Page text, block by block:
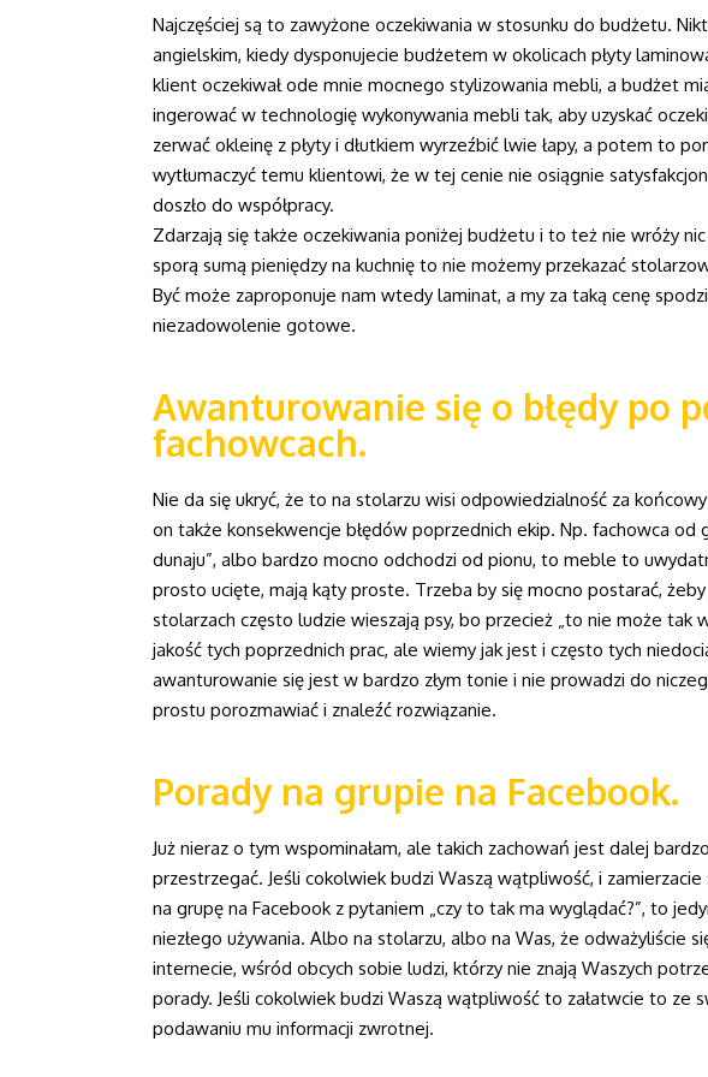
Najczęściej są to zawyżone oczekiwania w stosunku do budżetu.
angielskim, kiedy dysponujecie budżetem w okolicach płyty
klient oczekiwał ode mnie mocnego stylizowania mebli, a budżet
ingerować w technologię wykonywania mebli tak, aby uzyskać
zerwać okleinę z płyty i dłutkiem wyrzeźbić lwie łapy, a potem to
wytłumaczyć temu klientowi, że w tej cenie nie osiągnie
doszło do współpracy.
Zdarzają się także oczekiwania poniżej budżetu i to też nie wróży
sporą sumą pieniędzy na kuchnię to nie możemy przekazać
Być może zaproponuje nam wtedy laminat, a my za taką cenę
niezadowolenie gotowe.
Awanturowanie się o błędy po
fachowcach.
Nie da się ukryć, że to na stolarzu wisi odpowiedzialność za
on także konsekwencje błędów poprzednich ekip. Np. fachowca od
dunaju”, albo bardzo mocno odchodzi od pionu, to meble to
prosto ucięte, mają kąty proste. Trzeba by się mocno postarać,
stolarzach często ludzie wieszają psy, bo przecież „to nie może tak
jakość tych poprzednich prac, ale wiemy jak jest i często tych
awanturowanie się jest w bardzo złym tonie i nie prowadzi do
prostu porozmawiać i znaleźć rozwiązanie.
Porady na grupie na Facebook.
Już nieraz o tym wspominałam, ale takich zachowań jest dalej
przestrzegać. Jeśli cokolwiek budzi Waszą wątpliwość, i
na grupę na Facebook z pytaniem „czy to tak ma wyglądać?”, to
niezłego używania. Albo na stolarzu, albo na Was, że odważyliście
internecie, wśród obcych sobie ludzi, którzy nie znają Waszych
porady. Jeśli cokolwiek budzi Waszą wątpliwość to załatwcie to ze
podawaniu mu informacji zwrotnej.